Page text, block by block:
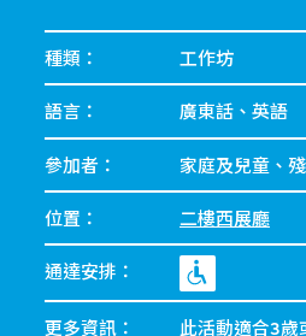
種類： 工作坊
語言： 廣東話、英語
參加者： 家庭及兒童、
位置： 二樓西展廳
通達安排：
更多資訊： 此活動適合3歲